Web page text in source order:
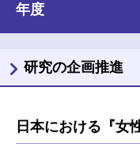
年度
日本における『女
研究の企画推進